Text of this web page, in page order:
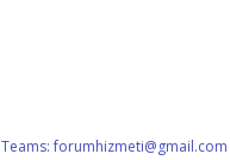
Teams:forumhizmeti@gmail.com